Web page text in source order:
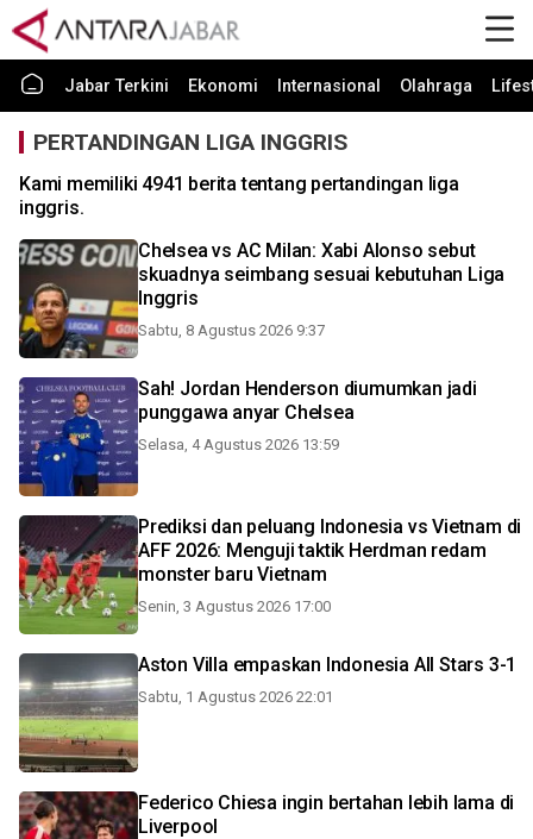
Jabar Terkini Ekonomi Internasional Olahraga
PERTANDINGAN LIGA INGGRIS
Kami memiliki 4941 berita tentang pertandingan liga
inggris.
Chelsea vs AC Milan: Xabi Alonso sebut
skuadnya seimbang sesuai kebutuhan Liga
Inggris
Sabtu, 8 Agustus 2026 9:37
Sah! Jordan Henderson diumumkan jadi
punggawa anyar Chelsea
Selasa, 4 Agustus 2026 13:59
Prediksi dan peluang Indonesia vs Vietnam di
AFF 2026: Menguji taktik Herdman redam
monster baru Vietnam
Senin, 3 Agustus 2026 17:00
Aston Villa empaskan Indonesia All Stars 3-1
Sabtu, 1 Agustus 2026 22:01
Federico Chiesa ingin bertahan lebih lama di
Liverpool